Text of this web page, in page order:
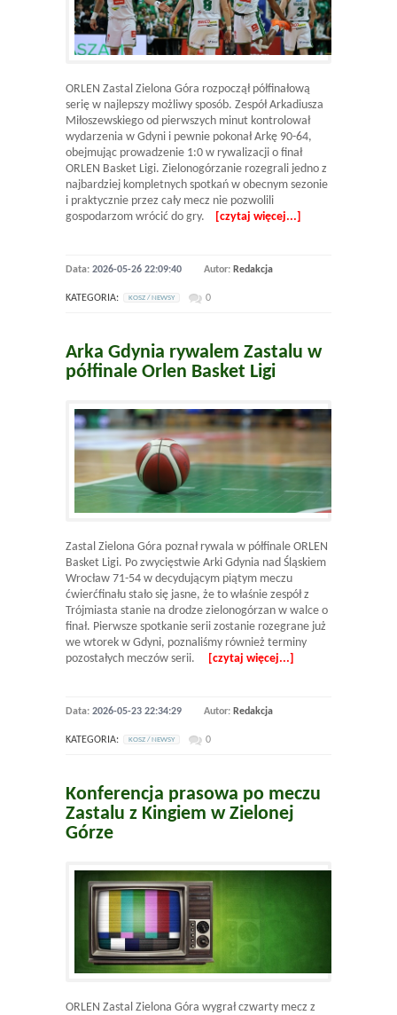
ORLEN Zastal Zielona Góra rozpoczął półfinałową
serię w najlepszy możliwy sposób. Zespół Arkadiusza
Miłoszewskiego od pierwszych minut kontrolował
wydarzenia w Gdyni i pewnie pokonał Arkę 90-64,
obejmując prowadzenie 1:0 w rywalizacji o finał
ORLEN Basket Ligi. Zielonogórzanie rozegrali jedno z
najbardziej kompletnych spotkań w obecnym sezonie
i praktycznie przez cały mecz nie pozwolili
gospodarzom wrócić do gry.
[czytaj więcej...]
Data: 2026-05-26 22:09:40 Autor: Redakcja
KATEGORIA: KOSZ / NEWSY 0
Arka Gdynia rywalem Zastalu w
półfinale Orlen Basket Ligi
Zastal Zielona Góra poznał rywala w półfinale ORLEN
Basket Ligi. Po zwycięstwie Arki Gdynia nad Śląskiem
Wrocław 71-54 w decydującym piątym meczu
ćwierćfinału stało się jasne, że to właśnie zespół z
Trójmiasta stanie na drodze zielonogórzan w walce o
finał. Pierwsze spotkanie serii zostanie rozegrane już
we wtorek w Gdyni, poznaliśmy również terminy
pozostałych meczów serii.
[czytaj więcej...]
Data: 2026-05-23 22:34:29 Autor: Redakcja
KATEGORIA: KOSZ / NEWSY 0
Konferencja prasowa po meczu
Zastalu z Kingiem w Zielonej
Górze
ORLEN Zastal Zielona Góra wygrał czwarty mecz z